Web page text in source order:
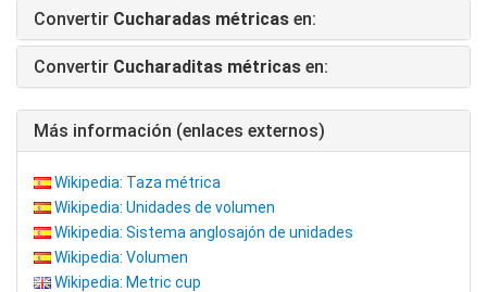
Convertir Cucharadas métricas en:
Convertir Cucharaditas métricas en:
Más información (enlaces externos)
Wikipedia: Taza métrica
Wikipedia: Unidades de volumen
Wikipedia: Sistema anglosajón de unidades
Wikipedia: Volumen
Wikipedia: Metric cup